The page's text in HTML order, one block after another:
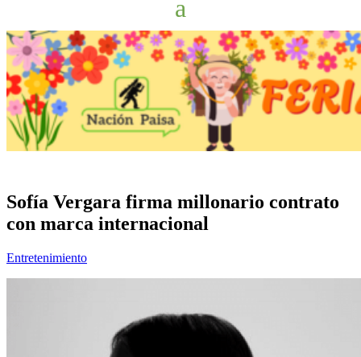
Sofía Vergara firma millonario contrato
con marca internacional
Entretenimiento